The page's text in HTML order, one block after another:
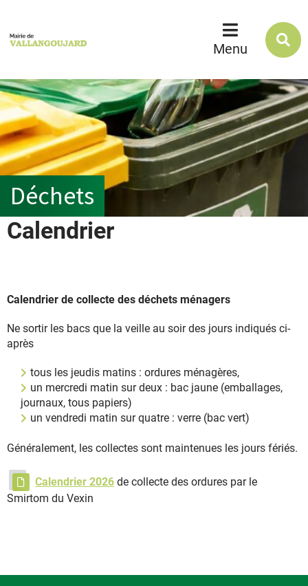
Menu
Déchets
Calendrier
Calendrier de collecte des déchets ménagers
Ne sortir les bacs que la veille au soir des jours indiqués ci-
après
tous les jeudis matins : ordures ménagères,
un mercredi matin sur deux : bac jaune (emballages,
journaux, tous papiers)
un vendredi matin sur quatre : verre (bac vert)
Généralement, les collectes sont maintenues les jours fériés.
Calendrier 2026 de collecte des ordures par le
Smirtom du Vexin